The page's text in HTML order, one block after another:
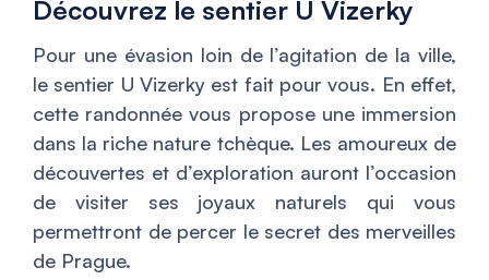
Découvrez le sentier U Vizerky
Pour une évasion loin de l’agitation de la ville,
le sentier U Vizerky est fait pour vous. En effet,
cette randonnée vous propose une immersion
dans la riche nature tchèque. Les amoureux de
découvertes et d’exploration auront l’occasion
de visiter ses joyaux naturels qui vous
permettront de percer le secret des merveilles
de Prague.